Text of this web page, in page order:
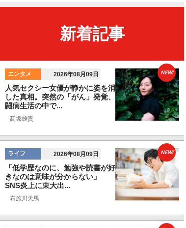
新着記事
エンタメ 2026年08月09日
人気セクシー女優が静かに姿を消
した真相。突然の「がん」発覚、
闘病生活の中で...
髙坂雄貴
NEW!
ライフ 2026年08月09日
「低学歴なのに、勉強や読書が好
きなのは意味が分からない」
SNS炎上に東大出...
布施川天馬
NEW!